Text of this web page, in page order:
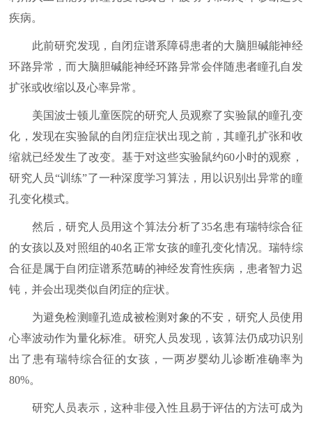
疾病。
此前研究发现，自闭症谱系障碍患者的大脑胆碱能神经
环路异常，而大脑胆碱能神经环路异常会伴随患者瞳孔自发
扩张或收缩以及心率异常。
美国波士顿儿童医院的研究人员观察了实验鼠的瞳孔变
化，发现在实验鼠的自闭症症状出现之前，其瞳孔扩张和收
缩就已经发生了改变。基于对这些实验鼠约60小时的观察，
研究人员“训练”了一种深度学习算法，用以识别出异常的瞳
孔变化模式。
然后，研究人员用这个算法分析了35名患有瑞特综合征
的女孩以及对照组的40名正常女孩的瞳孔变化情况。瑞特综
合征是属于自闭症谱系范畴的神经发育性疾病，患者智力迟
钝，并会出现类似自闭症的症状。
为避免检测瞳孔造成被检测对象的不安，研究人员使用
心率波动作为量化标准。研究人员发现，该算法仍成功识别
出了患有瑞特综合征的女孩，一两岁婴幼儿诊断准确率为
80%。
研究人员表示，这种非侵入性且易于评估的方法可成为